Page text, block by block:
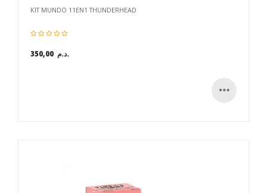
KIT MUNDO 11EN1 THUNDERHEAD
350,00 د.م.